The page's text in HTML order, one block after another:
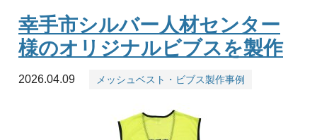
幸手市シルバー人材センター
様のオリジナルビブスを製作
2026.04.09 メッシュベスト・ビブス製作事例